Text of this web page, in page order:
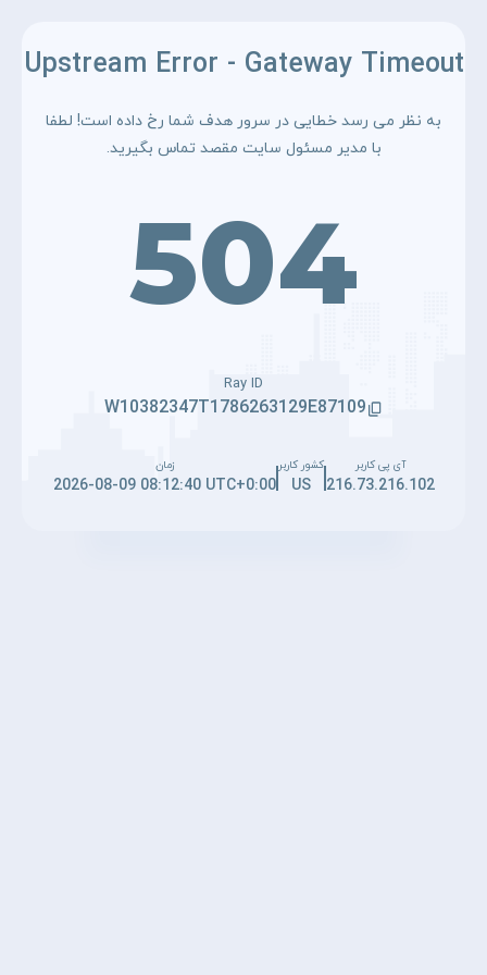
Upstream Error - Gateway Timeout
به نظر می رسد خطایی در سرور هدف شما رخ داده است! لطفا
با مدیر مسئول سایت مقصد تماس بگیرید.
504
Ray ID
W10382347T1786263129E87109
آی پی کاربر
216.73.216.102
کشور کاربر
US
زمان
2026-08-09 08:12:40 UTC+0:00